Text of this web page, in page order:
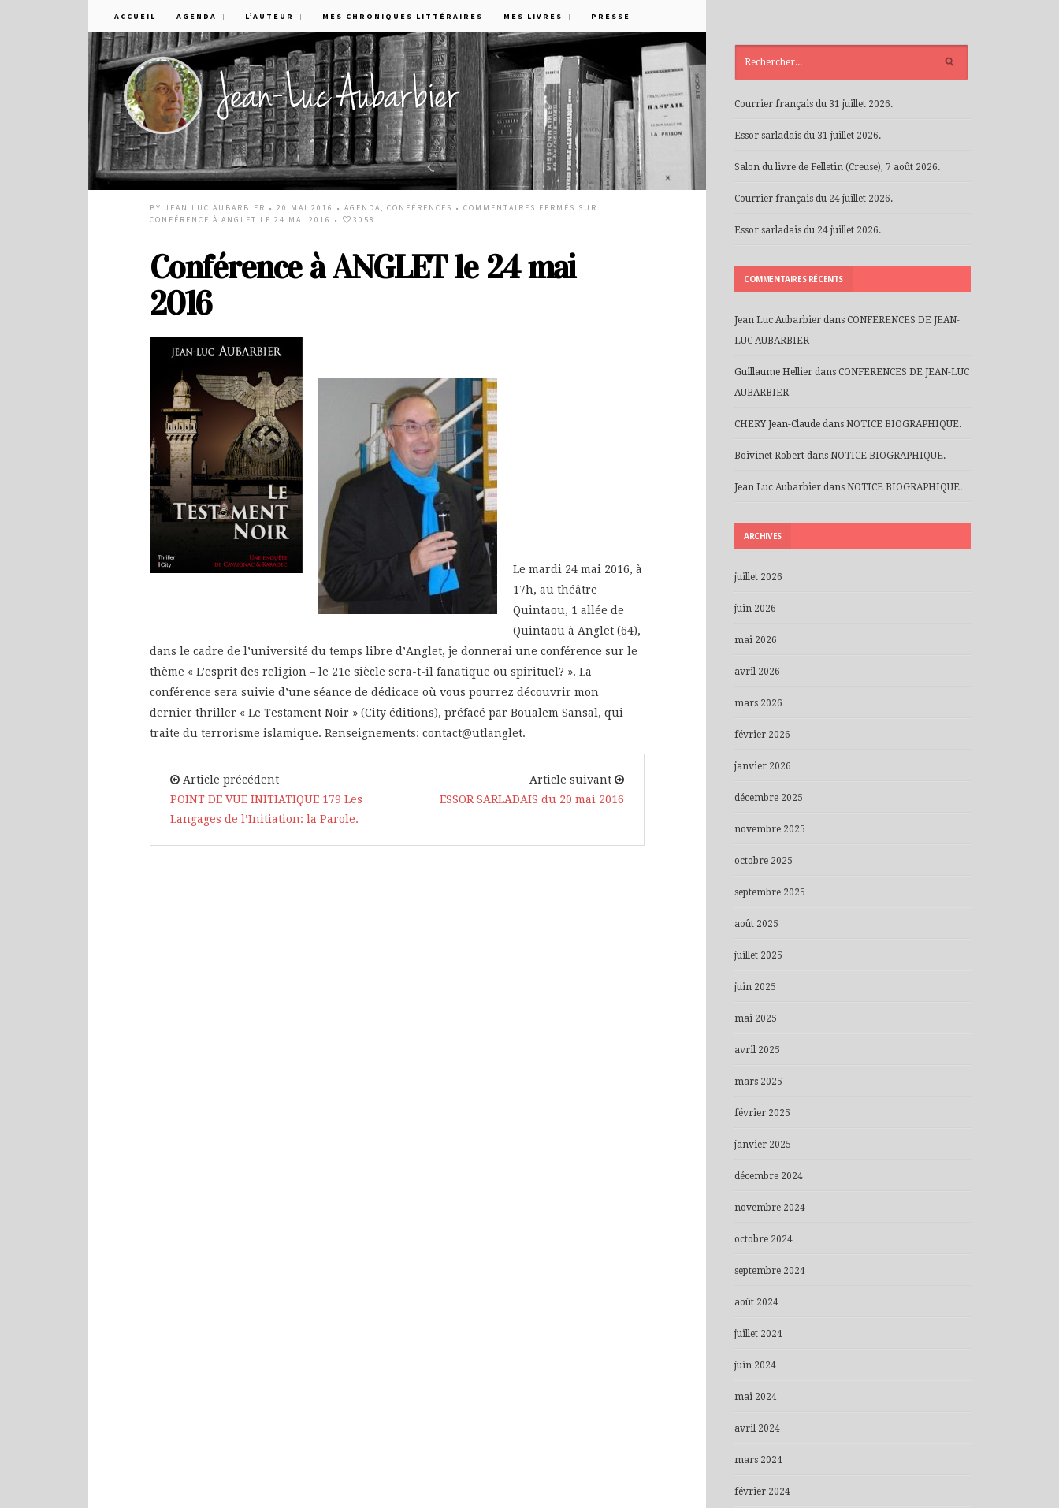
ACCUEIL AGENDA L’AUTEUR MES CHRONIQUES LITTÉRAIRES MES LIVRES PRESSE
BYJEAN LUC AUBARBIER • 20 MAI 2016 •AGENDA,CONFÉRENCES •COMMENTAIRES FERMÉS SUR
CONFÉRENCE À ANGLET LE 24 MAI 2016
• 3058
Conférence à ANGLET le 24 mai
2016
Le mardi 24 mai 2016, à
17h, au théâtre
Quintaou, 1 allée de
Quintaou à Anglet (64),
dans le cadre de l’université du temps libre d’Anglet, je donnerai une conférence sur le
thème « L’esprit des religion – le 21e siècle sera-t-il fanatique ou spirituel? ». La
conférence sera suivie d’une séance de dédicace où vous pourrez découvrir mon
dernier thriller « Le Testament Noir » (City éditions), préfacé par Boualem Sansal, qui
traite du terrorisme islamique. Renseignements: contact@utlanglet.
Article précédent
POINT DE VUE INITIATIQUE 179 Les
Langages de l’Initiation: la Parole.
Article suivant
ESSOR SARLADAIS du 20 mai 2016
Courrier français du 31 juillet 2026.
Essor sarladais du 31 juillet 2026.
Salon du livre de Felletin (Creuse), 7 août 2026.
Courrier français du 24 juillet 2026.
Essor sarladais du 24 juillet 2026.
COMMENTAIRES RÉCENTS
Jean Luc Aubarbier dans CONFERENCES DE JEAN-
LUC AUBARBIER
Guillaume Hellier dans CONFERENCES DE JEAN-LUC
AUBARBIER
CHERY Jean-Claude dans NOTICE BIOGRAPHIQUE.
Boivinet Robert dans NOTICE BIOGRAPHIQUE.
Jean Luc Aubarbier dans NOTICE BIOGRAPHIQUE.
ARCHIVES
juillet 2026
juin 2026
mai 2026
avril 2026
mars 2026
février 2026
janvier 2026
décembre 2025
novembre 2025
octobre 2025
septembre 2025
août 2025
juillet 2025
juin 2025
mai 2025
avril 2025
mars 2025
février 2025
janvier 2025
décembre 2024
novembre 2024
octobre 2024
septembre 2024
août 2024
juillet 2024
juin 2024
mai 2024
avril 2024
mars 2024
février 2024